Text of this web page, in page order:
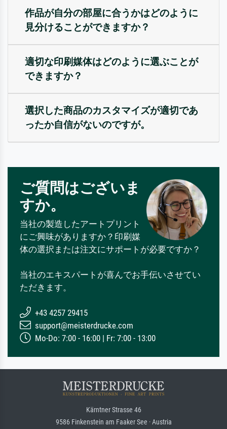
作品が自分の部屋に合うかはどのように
見分けることができますか？
適切な印刷媒体はどのように選ぶことが
できますか？
選択した商品のカスタマイズが適切であ
ったか自信がないのですが。
ご質問はございま
すか。
当社の製造したアートプリント
にご興味がありますか？印刷媒
体の選択または注文にサポートが必要ですか？
当社のエキスパートが喜んでお手伝いさせてい
ただきます。
+43 4257 29415
support@meisterdrucke.com
Mo-Do: 7:00 - 16:00 | Fr: 7:00 - 13:00
Kärntner Strasse 46
9586 Finkenstein am Faaker See · Austria